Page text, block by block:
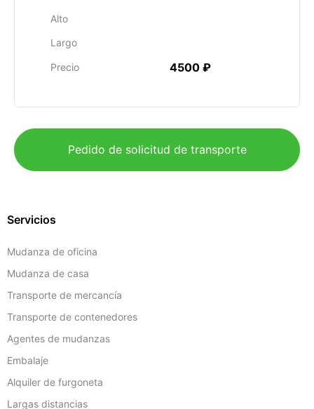
Alto
Largo
Precio 4500 ₽
Pedido de solicitud de transporte
Servicios
Mudanza de oficina
Mudanza de casa
Transporte de mercancía
Transporte de contenedores
Agentes de mudanzas
Embalaje
Alquiler de furgoneta
Largas distancias